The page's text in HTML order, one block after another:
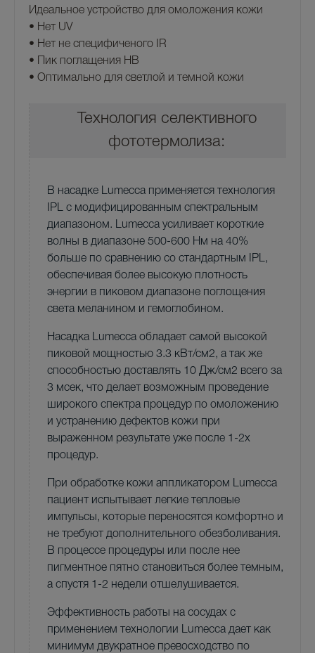
Идеальное устройство для омоложения кожи
• Нет UV
• Нет не специфиченого IR
• Пик поглащения НВ
• Оптимально для светлой и темной кожи
Технология селективного
фототермолиза:
В насадке Lumecca применяется технология
IPL с модифицированным спектральным
диапазоном. Lumecca усиливает короткие
волны в диапазоне 500-600 Нм на 40%
больше по сравнению со стандартным IPL,
обеспечивая более высокую плотность
энергии в пиковом диапазоне поглощения
света меланином и гемоглобином.
Насадка Lumecca обладает самой высокой
пиковой мощностью 3.3 кВт/см2, а так же
способностью доставлять 10 Дж/см2 всего за
3 мсек, что делает возможным проведение
широкого спектра процедур по омоложению
и устранению дефектов кожи при
выраженном результате уже после 1-2х
процедур.
При обработке кожи аппликатором Lumecca
пациент испытывает легкие тепловые
импульсы, которые переносятся комфортно и
не требуют дополнительного обезболивания.
В процессе процедуры или после нее
пигментное пятно становиться более темным,
а спустя 1-2 недели отшелушивается.
Эффективность работы на сосудах с
применением технологии Lumecca дает как
минимум двукратное превосходство по